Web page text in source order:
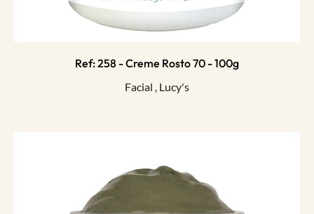
Ref: 258 - Creme Rosto 70 - 100g
Facial , Lucy's